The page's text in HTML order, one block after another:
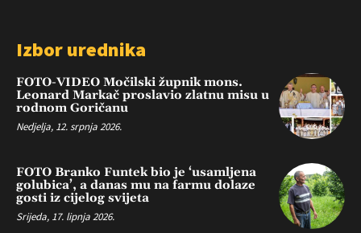
Izbor urednika
FOTO-VIDEO Močilski župnik mons.
Leonard Markač proslavio zlatnu misu u
rodnom Goričanu
Nedjelja, 12. srpnja 2026.
FOTO Branko Funtek bio je ‘usamljena
golubica’, a danas mu na farmu dolaze
gosti iz cijelog svijeta
Srijeda, 17. lipnja 2026.